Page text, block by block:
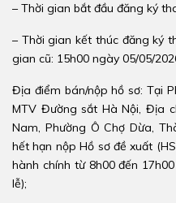
– Thời gian bắt đầu đăng ký
– Thời gian kết thúc đăng ký
gian cũ: 15h00 ngày 05/05/
Địa điểm bán/nộp hồ sơ: Tại
MTV Đường sắt Hà Nội, Địa
Nam, Phường Ô Chợ Dừa,
hết hạn nộp Hồ sơ đề xuất
hành chính từ 8h00 đến
lễ);